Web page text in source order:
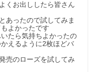
くお出ししたら皆さん
あったので試してみま
よかったです
たら気持ちよかったの
えるように2枚ほどバ
売のローズを試してみ